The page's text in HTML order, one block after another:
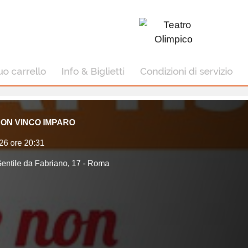
carrello Info & Biglietti Condizioni di servizio
VINCO IMPARO
ore 20:31
da Fabriano, 17 - Roma